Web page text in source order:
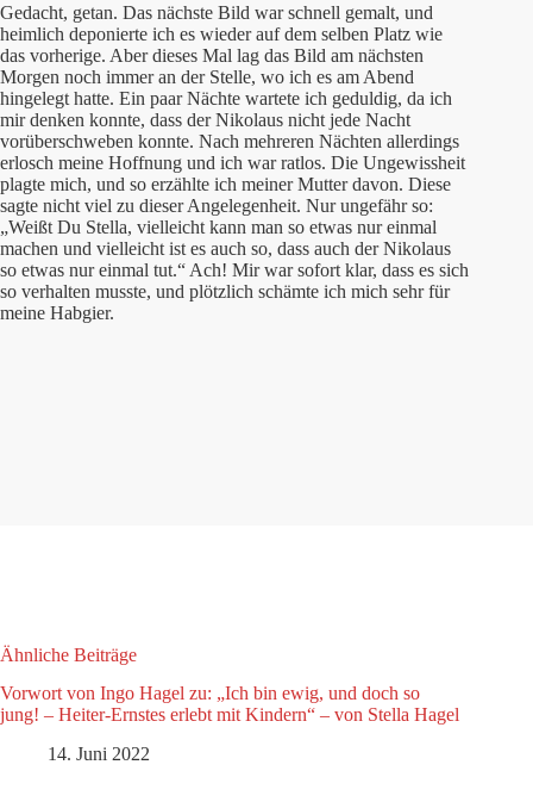
Gedacht, getan. Das nächste Bild war schnell gemalt, und
heimlich deponierte ich es wieder auf dem selben Platz wie
das vorherige. Aber dieses Mal lag das Bild am nächsten
Morgen noch immer an der Stelle, wo ich es am Abend
hingelegt hatte. Ein paar Nächte wartete ich geduldig, da ich
mir denken konnte, dass der Nikolaus nicht jede Nacht
vorüberschweben konnte. Nach mehreren Nächten allerdings
erlosch meine Hoffnung und ich war ratlos. Die Ungewissheit
plagte mich, und so erzählte ich meiner Mutter davon. Diese
sagte nicht viel zu dieser Angelegenheit. Nur ungefähr so:
„Weißt Du Stella, vielleicht kann man so etwas nur einmal
machen und vielleicht ist es auch so, dass auch der Nikolaus
so etwas nur einmal tut.“ Ach! Mir war sofort klar, dass es sich
so verhalten musste, und plötzlich schämte ich mich sehr für
meine Habgier.
Ähnliche Beiträge
Vorwort von Ingo Hagel zu: „Ich bin ewig, und doch so
jung! – Heiter-Ernstes erlebt mit Kindern“ – von Stella Hagel
14. Juni 2022